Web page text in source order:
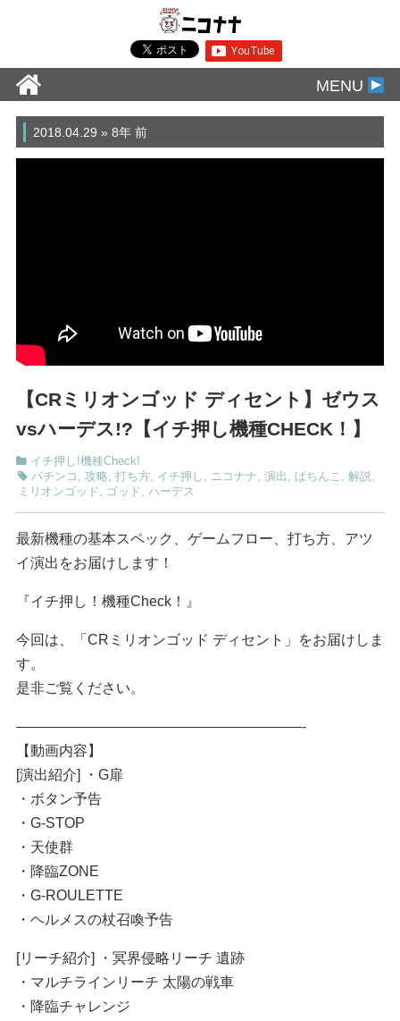
MENU
2018.04.29 » 8年 前
【CRミリオンゴッド ディセント】ゼウス
vsハーデス!?【イチ押し機種CHECK！】
イチ押し!機種Check!
パチンコ , 攻略, 打ち方, イチ押し , ニコナナ, 演出 , ぱちんこ , 解説,
ミリオンゴッド , ゴッド , ハーデス
最新機種の基本スペック、ゲームフロー、打ち方、アツ
イ演出をお届けします！
『イチ押し！機種Check！』
今回は、「CRミリオンゴッド ディセント」をお届けしま
す。
是非ご覧ください。
————————————————————-
【動画内容】
[演出紹介] ・G扉
・ボタン予告
・G-STOP
・天使群
・降臨ZONE
・G-ROULETTE
・ヘルメスの杖召喚予告
[リーチ紹介] ・冥界侵略リーチ 遺跡
・マルチラインリーチ 太陽の戦車
・降臨チャレンジ